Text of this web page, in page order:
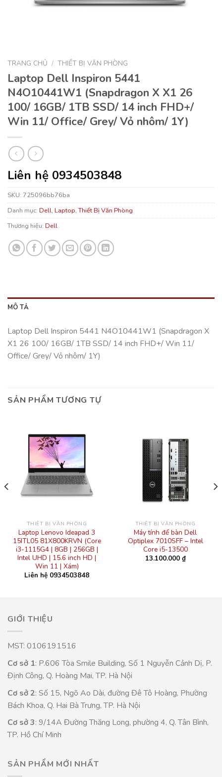
TRANG CHỦ / THIẾT BỊ VĂN PHÒNG
Laptop Dell Inspiron 5441
N4O10441W1 (Snapdragon X X1 26
100/ 16GB/ 1TB SSD/ 14 inch FHD+/
Win 11/ Office/ Grey/ Vỏ nhôm/ 1Y)
Liên hệ 0934503848
SKU: 725096bb76ba
Danh mục: Dell, Laptop,Thiết Bị Văn Phòng
Thương hiệu: Dell
MÔ TẢ
Laptop Dell Inspiron 5441 N4O10441W1 (Snapdragon X
X1 26 100/ 16GB/ 1TB SSD/ 14 inch FHD+/ Win 11/
Office/ Grey/ Vỏ nhôm/ 1Y)
SẢN PHẨM TƯƠNG TỰ
THIẾT BỊ VĂN PHÒNG
Laptop Lenovo Ideapad 3
15ITL05 81X800KRVN (Core
i3-1115G4 | 8GB | 256GB |
Intel UHD | 15.6 inch HD |
Win 11 | Xám)
Liên hệ 0934503848
THIẾT BỊ VĂN PHÒNG
Máy tính để bàn Dell
Optiplex 7010SFF – Intel
Core i5-13500
13.100.000 ₫
GIỚI THIỆU
MST: 0106191516
Cơ sở 1: P.606 Tòa Smile Building, Số 1 Nguyễn Cảnh Dị, P.
Định Công, Q. Hoàng Mai, TP. Hà Nội
Cơ sở 2: Số 15, Ngõ Ao Dài, đường Đê Tô Hoàng, Phường
Bách Khoa, Q. Hai Bà Trưng, TP. Hà Nội
Cơ sở 3: 9/14A Đường Thăng Long, phường 4, Q. Tân Bình,
TP. Hồ Chí Minh
SẢN PHẨM MỚI NHẤT